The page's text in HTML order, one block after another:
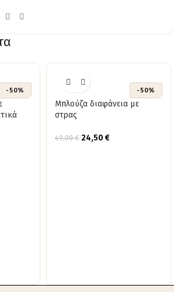
-50% -50%
Μπλούζα διαφάνεια με
στρας
49,00€ 24,50 €